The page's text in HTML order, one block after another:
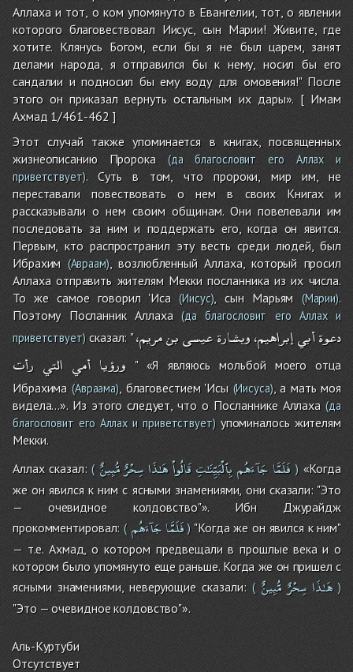
Аллаха и тот, о ком упомянуто в Евангелии, тот, о явлении
которого благовествовал Иисус, сын Марии! Живите, где
хотите. Клянусь Богом, если бы я не был царем, занят
делами народа, я отправился бы к нему, носил бы его
сандалии и подносил бы ему воду для омовения!" После
этого он приказал вернуть остальным их дары». [ Имам
Ахмад 1/461-462 ]
Этот случай также упоминается в книгах, посвященных
жизнеописанию Пророка(да благословит его Аллах и
приветствует). Суть в том, что пророки, мир им, не
переставали повествовать о нем в своих Книгах и
рассказывали о нем своим общинам. Они повелевали им
последовать за ним и поддержать его, когда он явится.
Первым, кто распространил эту весть среди людей, был
Ибрахим (Авраам), возлюбленный Аллаха, который просил
Аллаха отправить жителям Мекки посланника из их числа.
То же самое говорил 'Иса(Иисус), сын Марьям (Марии).
Поэтому Посланник Аллаха(да благословит его Аллах и
приветствует)сказал: " دعوةأبيإبراهيم،وبشارةعيسىبنمريم،
ورؤيا أمي التي رأت
" «Я являюсь мольбой моего отца
Ибрахима (Авраама) , благовестием 'Исы(Иисуса), а мать моя
видела...». Из этого следует, что о Посланнике Аллаха (да
благословит его Аллах и приветствует)упоминалось жителям
Мекки.
Аллах сказал:( فَلَمَّا جَآءَهُمبِٱلْبَيِّنَـٰتِقَالُواْهَـٰذَاسِحْرٌمُّبِينٌ )«Когда
же он явился к ним с ясными знамениями, они сказали: "Это
— очевидное колдовство"». Ибн Джурайдж
прокомментировал: ( فَلَمَّاجَآءَهُم ) "Когда же он явился к ним"
— т.е. Ахмад, о котором предвещали в прошлые века и о
котором было упомянуто еще раньше. Когда же он пришел с
ясными знамениями, неверующие сказали:( هَـٰذَا سِحْرٌ مُّبِينٌ )
"Это — очевидное колдовство"».
Аль-Куртуби
Отсутствует